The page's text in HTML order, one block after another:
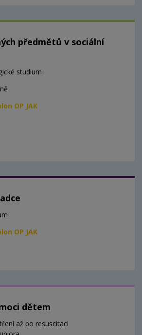
předmětů v sociální
studium
OP JAK
OP JAK
dětem
až po resuscitaci